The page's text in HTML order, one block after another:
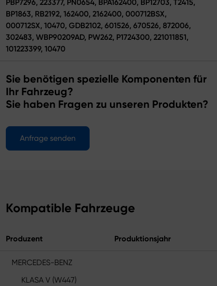
PBP7296, 223377, PN0654, BPA162400, BP12703, T2415,
BP1863, RB2192, 162400, 2162400, 000712BSX,
000712SX, 10470, GDB2102, 601526, 670526, 872006,
302483, WBP90209AD, PW262, P1724300, 221011851,
101223399, 10470
Sie benötigen spezielle Komponenten für
Ihr Fahrzeug?
Sie haben Fragen zu unseren Produkten?
Anfrage senden
Kompatible Fahrzeuge
Produzent Produktionsjahr
MERCEDES-BENZ
KLASA V (W447)